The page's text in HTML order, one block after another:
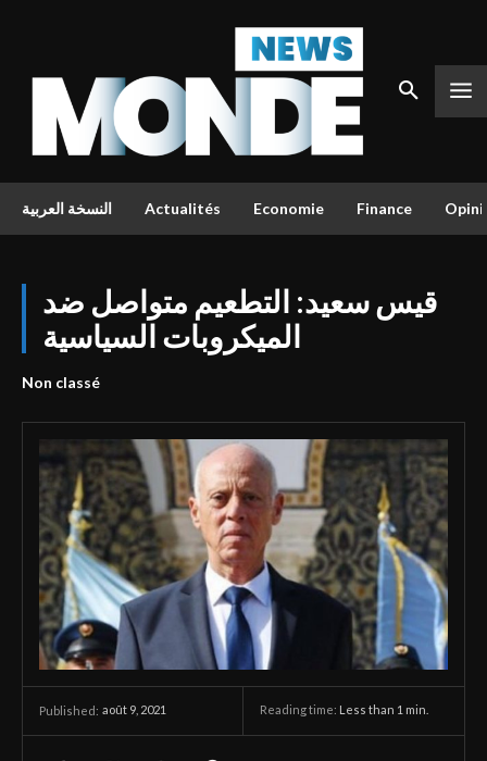
النسخة العربية Actualités Economie Finance
قيس سعيد: التطعيم متواصل ضد
الميكروبات السياسية
Non classé
Published: août 9, 2021 Reading time: Less than 1 min.